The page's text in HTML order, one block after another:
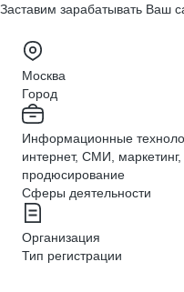
Заставим зарабатывать Ваш
Москва
Город
Информационные
интернет, СМИ,
продюсирование
Сферы деятельности
Организация
Тип регистрации